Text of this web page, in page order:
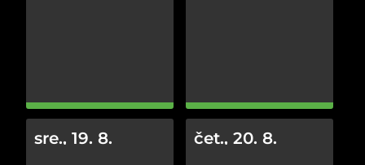
sre., 19. 8. čet., 20. 8.